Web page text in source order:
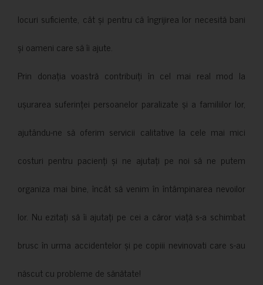
locuri suficiente, cât și pentru că îngrijirea lor necesită bani
și oameni care să îi ajute.
Prin donația voastră contribuiți în cel mai real mod la
ușurarea suferinței persoanelor paralizate și a familiilor lor,
ajutându-ne să oferim servicii calitative la cele mai mici
costuri pentru pacienți și ne ajutați pe noi să ne putem
organiza mai bine, încât să venim în întâmpinarea nevoilor
lor. Nu ezitați să îi ajutați pe cei a căror viață s-a schimbat
brusc în urma accidentelor și pe copiii nevinovati care s-au
născut cu probleme de sănătate!